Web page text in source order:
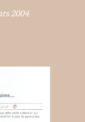
2004